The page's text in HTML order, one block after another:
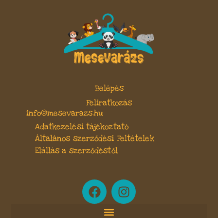
Belépés
Feliratkozás
info@mesevarazs.hu
Adatkezelési tájékoztató
Általános szerződési Feltételek
Elállás a szerződéstől